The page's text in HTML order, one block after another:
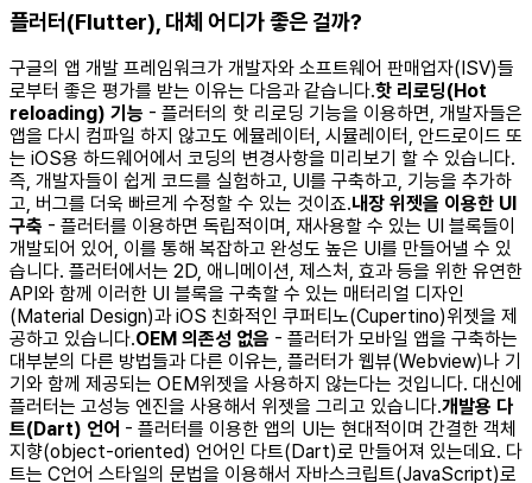
플러터(Flutter), 대체 어디가 좋은 걸까?
구글의 앱 개발 프레임워크가 개발자와 소프트웨어 판매업자(ISV)들
로부터 좋은 평가를 받는 이유는 다음과 같습니다. ​핫 리로딩(Hot
reloading) 기능 - 플러터의 핫 리로딩 기능을 이용하면, 개발자들은
앱을 다시 컴파일 하지 않고도 에뮬레이터, 시뮬레이터, 안드로이드 또
는 iOS용 하드웨어에서 코딩의 변경사항을 미리보기 할 수 있습니다.
즉, 개발자들이 쉽게 코드를 실험하고, UI를 구축하고, 기능을 추가하
고, 버그를 더욱 빠르게 수정할 수 있는 것이죠. ​내장 위젯을 이용한 UI
구축 - 플러터를 이용하면 독립적이며, 재사용할 수 있는 UI 블록들이
개발되어 있어, 이를 통해 복잡하고 완성도 높은 UI를 만들어낼 수 있
습니다. 플러터에서는 2D, 애니메이션, 제스처, 효과 등을 위한 유연한
API와 함께 이러한 UI 블록을 구축할 수 있는 매터리얼 디자인
(Material Design)과 iOS 친화적인 쿠퍼티노(Cupertino)위젯을 제
공하고 있습니다. ​OEM 의존성 없음 - 플러터가 모바일 앱을 구축하는
대부분의 다른 방법들과 다른 이유는, 플러터가 웹뷰(Webview)나 기
기와 함께 제공되는 OEM위젯을 사용하지 않는다는 것입니다. 대신에
플러터는 고성능 엔진을 사용해서 위젯을 그리고 있습니다. ​개발용 다
트(Dart) 언어 - 플러터를 이용한 앱의 UI는 현대적이며 간결한 객체
지향(object-oriented) 언어인 다트(Dart)로 만들어져 있는데요. 다
트는 C언어 스타일의 문법을 이용해서 자바스크립트(JavaScript)로